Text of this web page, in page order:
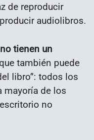
de reproducir
audiolibros.
tienen un
también puede
libro”: todos los
mayoría de los
no